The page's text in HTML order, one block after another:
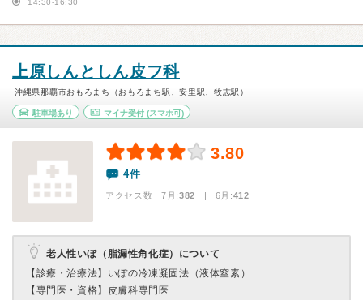
14:30-16:30
上原しんとしん皮フ科
沖縄県那覇市おもろまち（おもろまち駅、安里駅、牧志駅）
駐車場あり マイナ受付(スマホ可)
3.80
4件
アクセス数 7月:382 | 6月:412
老人性いぼ（脂漏性角化症）について
【診療・治療法】 いぼの冷凍凝固法（液体窒素）
【専門医・資格】 皮膚科専門医